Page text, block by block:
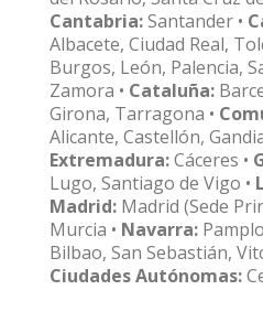
Cantabria:Santander •
Albacete, Ciudad Real,
Burgos, León, Palencia,
Zamora • Cataluña:
Girona, Tarragona •
Alicante, Castellón,
Extremadura:Cáceres •
Lugo, Santiago de Vigo •
Madrid: Madrid (Sede
Murcia • Navarra:
Bilbao, San Sebastián,
Ciudades Autónomas: